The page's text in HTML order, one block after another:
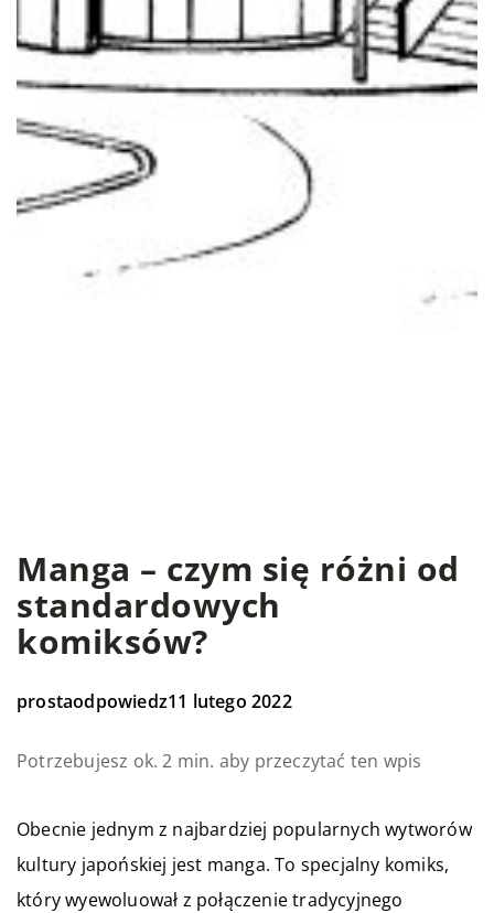
Manga – czym się różni od
standardowych
komiksów?
prostaodpowiedz11 lutego 2022
Potrzebujesz ok. 2 min. aby przeczytać ten wpis
Obecnie jednym z najbardziej popularnych wytworów
kultury japońskiej jest manga. To specjalny komiks,
który wyewoluował z połączenie tradycyjnego